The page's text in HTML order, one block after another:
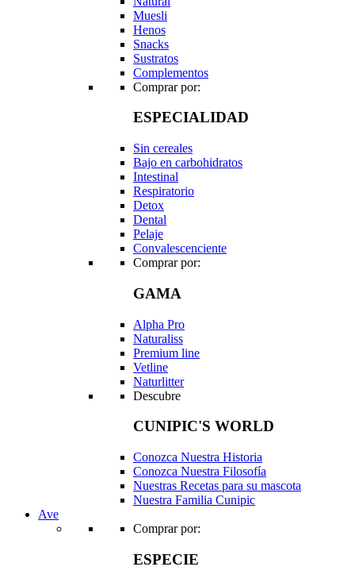
Muesli
Henos
Snacks
Sustratos
Complementos
Comprar por:
ESPECIALIDAD
Sin cereales
Bajo en carbohidratos
Intestinal
Respiratorio
Detox
Dental
Pelaje
Convalescenciente
Comprar por:
GAMA
Alpha Pro
Naturaliss
Premium line
Vetline
Naturlitter
Descubre
CUNIPIC'S WORLD
Conozca Nuestra Historia
Conozca Nuestra Filosofía
Nuestras Recetas para su mascota
Nuestra Familia Cunipic
Ave
Comprar por:
ESPECIE